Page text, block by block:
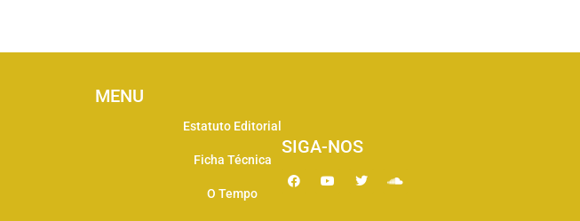
SIGA-NOS
MENU
Estatuto Editorial
Ficha Técnica
O Tempo